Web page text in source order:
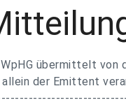
übermittelt von
der Emittent